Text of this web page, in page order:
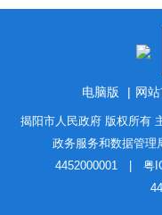
电脑版 | 网
揭阳市人民政府 版权所有
政务服务和数据管理
4452000001 | 粤